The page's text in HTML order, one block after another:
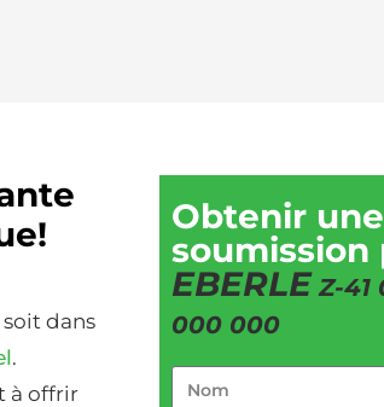
dans
.
à offrir
Obtenir une
soumission
EBERLE Z-41
000 000